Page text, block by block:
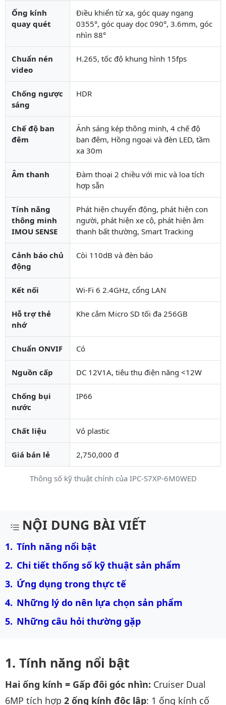
Thông số kỹ thuật chính của IPC-S7XP-6M0WED
Ống kính
quay quét
Điều khiển từ xa, góc quay ngang
0355°, góc quay dọc 090°, 3.6mm, góc
nhìn 88°
Chuẩn nén
video
H.265, tốc độ khung hình 15fps
Chống ngược
sáng
HDR
Chế độ ban
đêm
Ánh sáng kép thông minh, 4 chế độ
ban đêm, Hồng ngoại và đèn LED, tầm
xa 30m
Âm thanh
Đàm thoại 2 chiều với mic và loa tích
hợp sẵn
Tính năng
thông minh
IMOU SENSE
Phát hiện chuyển động, phát hiện con
người, phát hiện xe cộ, phát hiện âm
thanh bất thường, Smart Tracking
Cảnh báo chủ
động
Còi 110dB và đèn báo
Kết nối Wi-Fi 6 2.4GHz, cổng LAN
Hỗ trợ thẻ
nhớ
Khe cắm Micro SD tối đa 256GB
Chuẩn ONVIF Có
Nguồn cấp DC 12V1A, tiêu thụ điện năng <12W
Chống bụi
nước
IP66
Chất liệu Vỏ plastic
Giá bán lẻ 2,750,000 đ
Mô tả chi tiết sản phẩm
NỘI DUNG BÀI VIẾT
Tính năng nổi bật
Chi tiết thống số kỹ thuật sản phẩm
Ứng dụng trong thực tế
Những lý do nên lựa chọn sản phẩm
Những câu hỏi thường gặp
Tính năng nổi bật
Hai ống kính = Gấp đôi góc nhìn: Cruiser Dual
6MP tích hợp 2 ống kính độc lập: 1 ống kính cố